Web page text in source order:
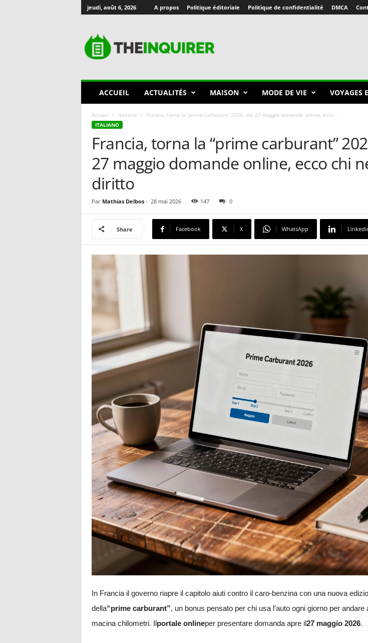
jeudi, août 6, 2026 A propos Politique éditoriale Politique de confidentialité DMCA
🇫🇷
ACCUEIL ACTUALITÉS MAISON MODE DE VIE VOYAGES
Accueil Italiano
Francia, torna la “prime carburant” 2026: dal 27 maggio domande online, ecco...
ITALIANO
Francia, torna la “prime carburant”
27 maggio domande online, ecco chi
diritto
Par Mathias Delbos- 28 mai 2026 147 0
Share Facebook X WhatsApp
In Francia il governo riapre il capitolo aiuti contro il caro-benzina con una nuova
della“prime carburant”, un bonus pensato per chi usa l’auto ogni giorno per andare
macina chilometri. Ilportale onlineper presentare domanda apre il27 maggio 2026.